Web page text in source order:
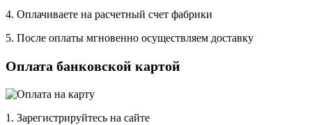
4. Оплачиваете на расчетный счет фабрики
5. После оплаты мгновенно осуществляем доставку
Оплата банковской картой
1. Зарегистрируйтесь на сайте